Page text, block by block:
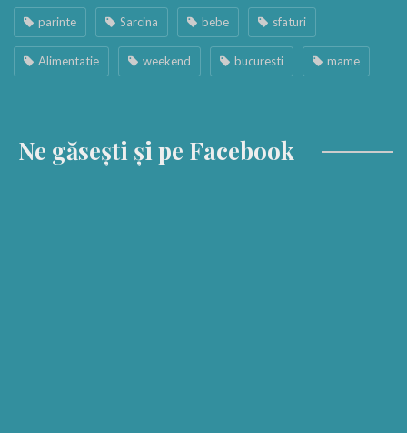
parinte Sarcina bebe sfaturi
Alimentatie weekend bucuresti mame
Ne găsești și pe Facebook